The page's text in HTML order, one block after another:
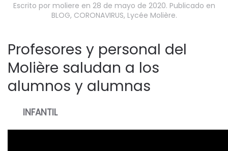
Escrito por moliere en 28 de mayo de 2020. Publicado en
BLOG, CORONAVIRUS, Lycée Molière.
Profesores y personal del
Molière saludan a los
alumnos y alumnas
INFANTIL